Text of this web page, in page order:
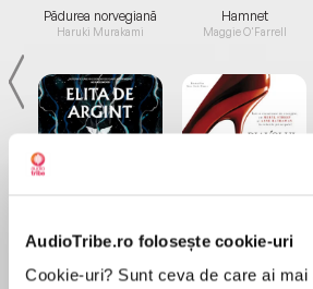
AudioTribe.ro folosește cookie-uri
Cookie-uri? Sunt ceva de care ai
Pădurea norvegiană
Haruki Murakami
de...
Dani Francis
Hamnet
Maggie O'Farrell
la...
Lauren Weisberger